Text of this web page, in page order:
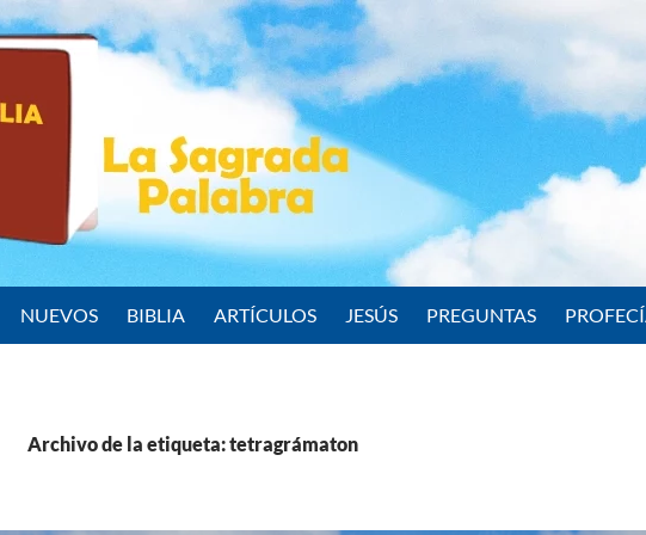
NUEVOS BIBLIA ARTÍCULOS JESÚS PREGUNTAS
Archivo de la etiqueta: tetragrámaton